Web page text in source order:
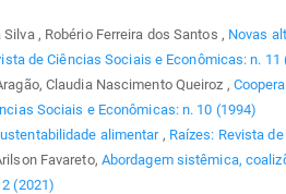
, Robério Ferreira dos Santos , Novas
de Ciências Sociais e Econômicas: n. 11
Claudia Nascimento Queiroz ,
Sociais e Econômicas: n. 10 (1994)
alimentar , Raízes: Revista
Favareto, Abordagem sistêmica,
(2021)